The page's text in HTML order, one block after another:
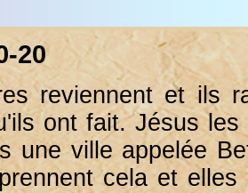
20
reviennent et ils
ont fait. Jésus les
une ville appelée
cela et